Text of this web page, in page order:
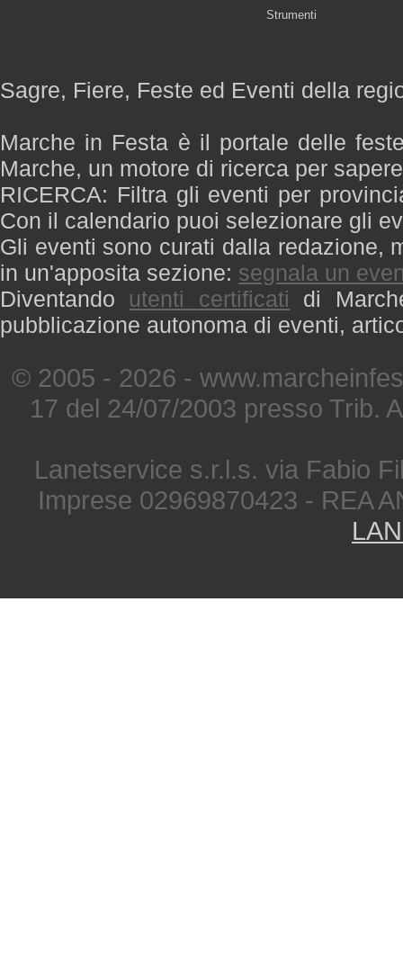
Strumenti
Sagre, Fiere, Feste ed Eventi della
Marche in Festa è il portale delle
Marche, un motore di ricerca per
RICERCA: Filtra gli eventi per
Con il calendario puoi selezionare gli
Gli eventi sono curati dalla redazione,
in un'apposita sezione: segnala un
Diventando utenti certificati di
pubblicazione autonoma di eventi,
© 2005 - 2026 -
17 del 24/07/2003 presso Trib.
Lanetservice s.r.l.s. via Fabio
Imprese 02969870423 - REA